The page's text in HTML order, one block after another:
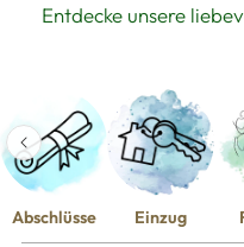
Entdecke unsere
Abschlüsse Einzug